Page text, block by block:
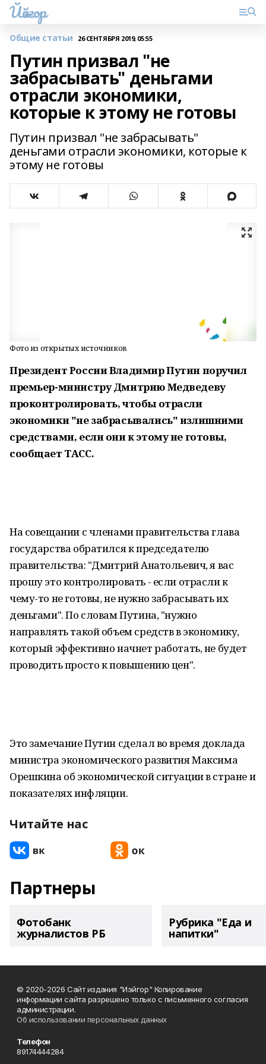
Йәйғор
Общие статьи 26 СЕНТЯБРЯ 2019, 05:55
Путин призвал "не
забрасывать" деньгами
отрасли экономики,
которые к этому не готовы
Путин призвал "не забрасывать"
деньгами отрасли экономики, которые к
этому не готовы
Фото из открытых источников
Президент России Владимир Путин поручил
премьер-министру Дмитрию Медведеву
проконтролировать, чтобы отрасли
экономики "не забрасывались" излишними
средствами, если они к этому не готовы,
сообщает ТАСС.
На совещании с членами правительства глава
государства обратился к председателю
правительства: "Дмитрий Анатольевич, я вас
прошу это контролировать - если отрасли к
чему-то не готовы, не нужно забрасывать их
деньгами". По словам Путина, "нужно
направлять такой объем средств в экономику,
который эффективно начнет работать, не будет
проводить просто к повышению цен".
Это замечание Путин сделал во время доклада
министра экономического развития Максима
Орешкина об экономической ситуации в стране и
показателях инфляции.
Читайте нас
Партнеры
Фотобанк
журналистов РБ
Рубрика "Еда и
напитки"
© 2020-2026 Сайт издания "Иэйгор" Копирование
информации сайта разрешено только с письменного согласия
администрации.
Об использовании персональных данных
Телефон
89174444284